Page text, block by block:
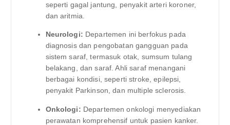
seperti gagal jantung, penyakit arteri koroner,
dan aritmia.
Neurologi: Departemen ini berfokus pada
diagnosis dan pengobatan gangguan pada
sistem saraf, termasuk otak, sumsum tulang
belakang, dan saraf. Ahli saraf menangani
berbagai kondisi, seperti stroke, epilepsi,
penyakit Parkinson, dan multiple sclerosis.
Onkologi: Departemen onkologi menyediakan
perawatan komprehensif untuk pasien kanker.